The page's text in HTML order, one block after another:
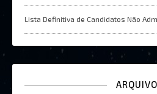
Lista Definitiva de Candidatos Não
ARQUIVO